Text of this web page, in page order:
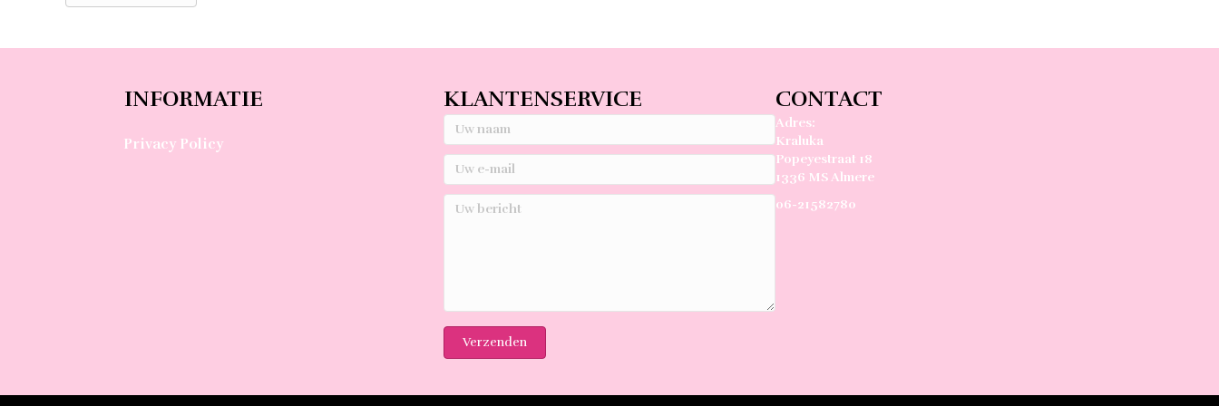
INFORMATIE
Privacy Policy
KLANTENSERVICE
Verzenden
CONTACT
Adres:
Kraluka
Popeyestraat 18
1336 MS Almere
06-21582780